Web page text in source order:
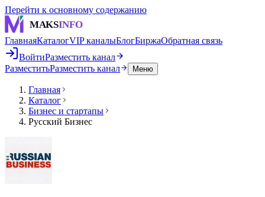
Перейти к основному содержанию
MAKSINFO
ГлавнаяКаталогVIP каналыБлогБиржаОбратная связь
ВойтиРазместить канал
РазместитьРазместить канал Меню
Главная
Каталог
Бизнес и стартапы
Русский Бизнес